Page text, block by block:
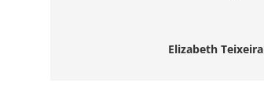
Elizabeth Teixeira